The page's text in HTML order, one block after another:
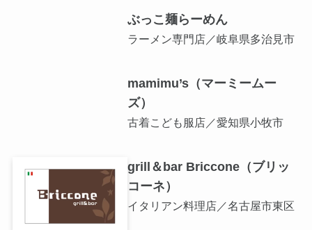
ぶっこ麺らーめん
ラーメン専門店／岐阜県多治見市
mamimu’s（マーミームー
ズ）
古着こども服店／愛知県小牧市
grill＆bar Briccone（ブリッ
コーネ）
イタリアン料理店／名古屋市東区